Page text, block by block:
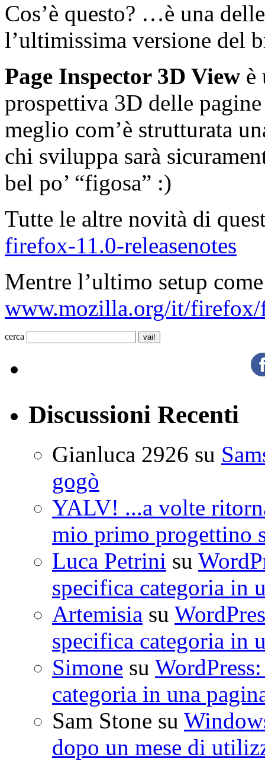
Cos’è questo? …è una
l’ultimissima versione del
Page Inspector 3D View è
prospettiva 3D delle
meglio com’è strutturata
chi sviluppa sarà
bel po’ “figosa” :)
Tutte le altre novità di
firefox-11.0-releasenotes
Mentre l’ultimo setup
www.mozilla.org/it/
cerca
Discussioni Recenti
Gianluca 2926 su
gogò
YALV! ...a volte
mio primo progettino
Luca Petrini su
specifica categoria in
Artemisia su
specifica categoria in
Simone su
categoria in una
Sam Stone su
dopo un mese di